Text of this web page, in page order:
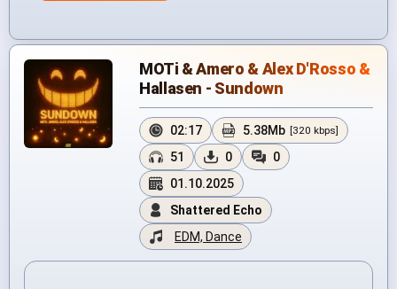
MOTi & Amero & Alex D'Rosso &
Hallasen - Sundown
02:17 5.38Mb [320 kbps]
51 0
0
01.10.2025
Shattered Echo
EDM, Dance